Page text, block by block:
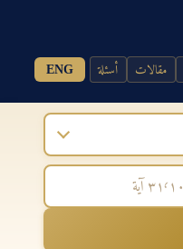
مقالات أسئلة ENG